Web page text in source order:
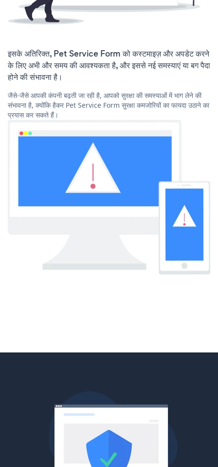
इसके अतिरिक्त, Pet Service Form को कस्टमाइज़ और अपडेट करने
के लिए अभी और समय की आवश्यकता है, और इससे नई समस्याएं या बग पैदा
होने की संभावना है।
जैसे-जैसे आपकी कंपनी बढ़ती जा रही है, आपको सुरक्षा की समस्याओं में भाग लेने की
संभावना है, क्योंकि हैकर Pet Service Form सुरक्षा कमजोरियों का फायदा उठाने का
प्रयास कर सकते हैं।